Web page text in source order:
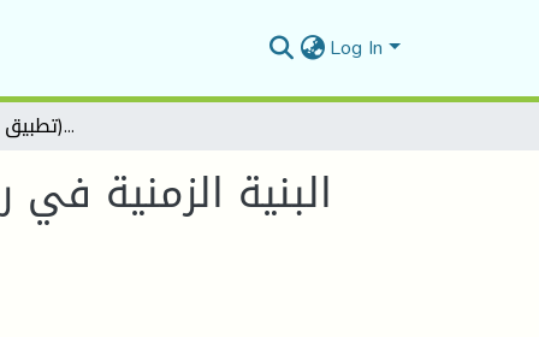
Log In
البنية الزمنية في رواية "الولي الطاهر يعود إلى مقامه الزكي" - للطاهر وطار- (تطبيق مفاهيم جيرار جينات)
البنية الزمنية